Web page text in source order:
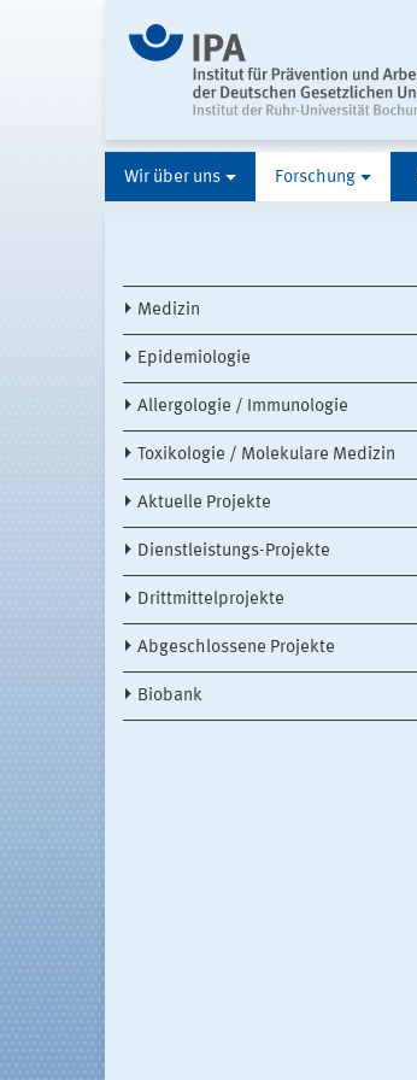
Wir über uns Forschung
Medizin
Epidemiologie
Allergologie / Immunologie
Toxikologie / Molekulare Medizin
Aktuelle Projekte
Dienstleistungs-Projekte
Drittmittelprojekte
Abgeschlossene Projekte
Biobank